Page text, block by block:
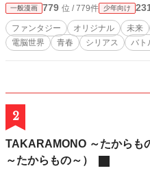
一般漫画 779 位 / 779件 少年向け
ファンタジー オリジナル 未来
電脳世界
青春 シリアス バト
2
TAKARAMONO ～たからも
～たからもの～）